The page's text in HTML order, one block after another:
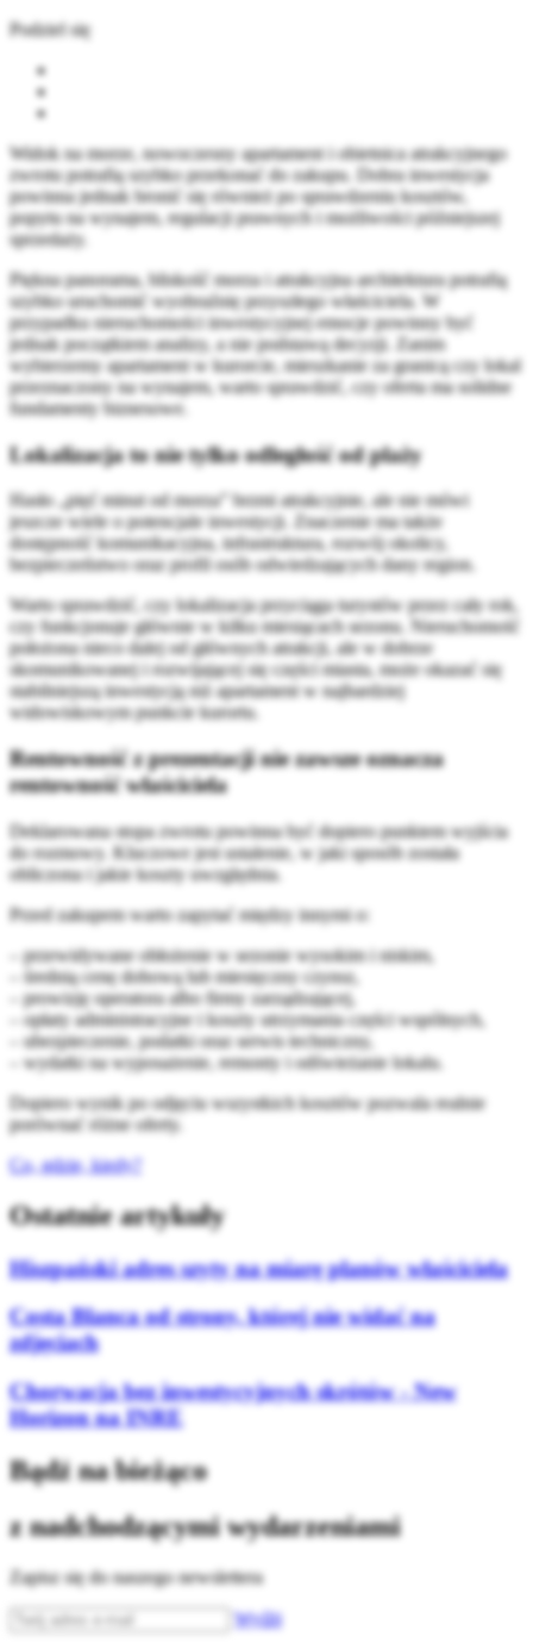
Podziel się
Widok na morze, nowoczesny apartament i obietnica atrakcyjnego
zwrotu potrafią szybko przekonać do zakupu. Dobra inwestycja
powinna jednak bronić się również po sprawdzeniu kosztów,
popytu na wynajem, regulacji prawnych i możliwości późniejszej
sprzedaży.
Piękna panorama, bliskość morza i atrakcyjna architektura potrafią
szybko uruchomić wyobraźnię przyszłego właściciela. W
przypadku nieruchomości inwestycyjnej emocje powinny być
jednak początkiem analizy, a nie podstawą decyzji. Zanim
wybierzemy apartament w kurorcie, mieszkanie za granicą czy lokal
przeznaczony na wynajem, warto sprawdzić, czy oferta ma solidne
fundamenty biznesowe.
Lokalizacja to nie tylko odległość od plaży
Hasło „pięć minut od morza” brzmi atrakcyjnie, ale nie mówi
jeszcze wiele o potencjale inwestycji. Znaczenie ma także
dostępność komunikacyjna, infrastruktura, rozwój okolicy,
bezpieczeństwo oraz profil osób odwiedzających dany region.
Warto sprawdzić, czy lokalizacja przyciąga turystów przez cały rok,
czy funkcjonuje głównie w kilku miesiącach sezonu. Nieruchomość
położona nieco dalej od głównych atrakcji, ale w dobrze
skomunikowanej i rozwijającej się części miasta, może okazać się
stabilniejszą inwestycją niż apartament w najbardziej
widowiskowym punkcie kurortu.
Rentowność z prezentacji nie zawsze oznacza
rentowność właściciela
Deklarowana stopa zwrotu powinna być dopiero punktem wyjścia
do rozmowy. Kluczowe jest ustalenie, w jaki sposób została
obliczona i jakie koszty uwzględnia.
Przed zakupem warto zapytać między innymi o:
– przewidywane obłożenie w sezonie wysokim i niskim,
– średnią cenę dobową lub miesięczny czynsz,
– prowizję operatora albo firmy zarządzającej,
– opłaty administracyjne i koszty utrzymania części wspólnych,
– ubezpieczenie, podatki oraz serwis techniczny,
– wydatki na wyposażenie, remonty i odświeżanie lokalu.
Dopiero wynik po odjęciu wszystkich kosztów pozwala realnie
porównać różne oferty.
Co, gdzie, kiedy?
Ostatnie artykuły
Hiszpański adres szyty na miarę planów właściciela
Costa Blanca od strony, której nie widać na
zdjęciach
Chorwacja bez inwestycyjnych skrótów - New
Horizon na INRE
Bądź na bieżąco
z nadchodzącymi wydarzeniami
Zapisz się do naszego newslettera
Wyślij